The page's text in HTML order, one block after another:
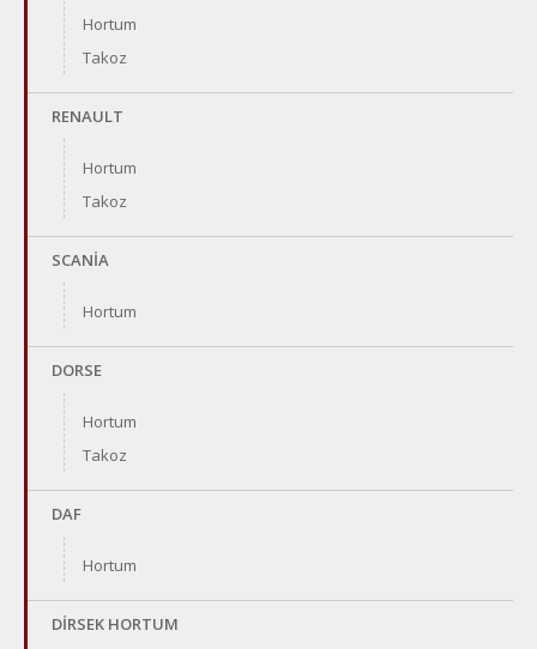
Hortum
Takoz
RENAULT
Hortum
Takoz
SCANİA
Hortum
DORSE
Hortum
Takoz
DAF
Hortum
DİRSEK HORTUM